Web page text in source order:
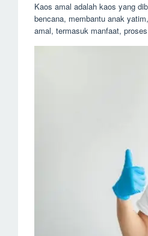
Kaos amal adalah kaos yang
bencana, membantu anak
amal, termasuk manfaat,